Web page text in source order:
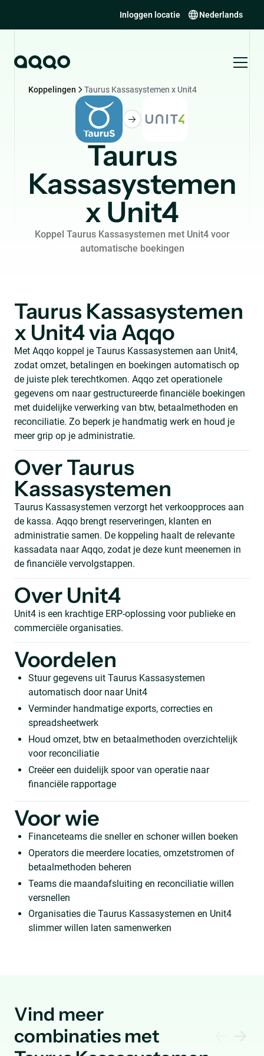
Inloggen locatie Nederlands
Koppelingen Taurus Kassasystemen x Unit4
Taurus
Kassasystemen
x Unit4
Koppel Taurus Kassasystemen met Unit4 voor
automatische boekingen
Taurus Kassasystemen
x Unit4 via Aqqo
Met Aqqo koppel je Taurus Kassasystemen aan Unit4,
zodat omzet, betalingen en boekingen automatisch op
de juiste plek terechtkomen. Aqqo zet operationele
gegevens om naar gestructureerde financiële boekingen
met duidelijke verwerking van btw, betaalmethoden en
reconciliatie. Zo beperk je handmatig werk en houd je
meer grip op je administratie.
Over Taurus
Kassasystemen
Taurus Kassasystemen verzorgt het verkoopproces aan
de kassa. Aqqo brengt reserveringen, klanten en
administratie samen. De koppeling haalt de relevante
kassadata naar Aqqo, zodat je deze kunt meenemen in
de financiële vervolgstappen.
Over Unit4
Unit4 is een krachtige ERP-oplossing voor publieke en
commerciële organisaties.
Voordelen
Stuur gegevens uit Taurus Kassasystemen
automatisch door naar Unit4
Verminder handmatige exports, correcties en
spreadsheetwerk
Houd omzet, btw en betaalmethoden overzichtelijk
voor reconciliatie
Creëer een duidelijk spoor van operatie naar
financiële rapportage
Voor wie
Financeteams die sneller en schoner willen boeken
Operators die meerdere locaties, omzetstromen of
betaalmethoden beheren
Teams die maandafsluiting en reconciliatie willen
versnellen
Organisaties die Taurus Kassasystemen en Unit4
slimmer willen laten samenwerken
Vind meer
combinaties met